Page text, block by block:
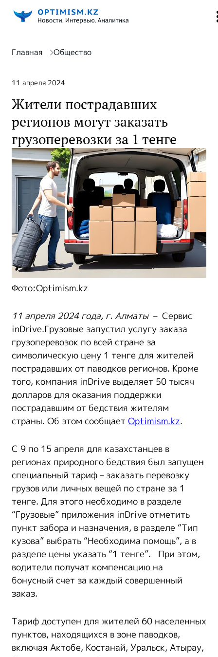
Главная Общество
11 апреля 2024
Жители пострадавших
регионов могут заказать
грузоперевозки за 1 тенге
Фото:Optimism.kz
11 апреля 2024 года, г. Алматы– Сервис
inDrive.Грузовые запустил услугу заказа
грузоперевозок по всей стране за
символическую цену 1 тенге для жителей
пострадавших от паводков регионов. Кроме
того, компания inDrive выделяет 50 тысяч
долларов для оказания поддержки
пострадавшим от бедствия жителям
страны. Об этом сообщает Optimism.kz.
С 9 по 15 апреля для казахстанцев в
регионах природного бедствия был запущен
специальный тариф – заказать перевозку
грузов или личных вещей по стране за 1
тенге. Для этого необходимо в разделе
“Грузовые” приложения inDrive отметить
пункт забора и назначения, в разделе “Тип
кузова” выбрать “Необходима помощь”, а в
разделе цены указать “1 тенге”. При этом,
водители получат компенсацию на
бонусный счет за каждый совершенный
заказ.
Тариф доступен для жителей 60 населенных
пунктов, находящихся в зоне паводков,
включая Актобе, Костанай, Уральск, Атырау,